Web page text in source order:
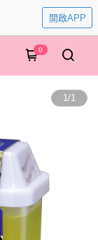
開啟APP
0
1/1